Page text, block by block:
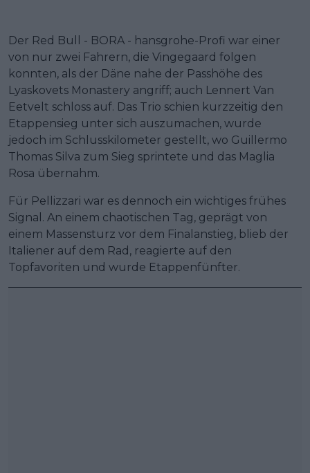
Der Red Bull - BORA - hansgrohe-Profi war einer
von nur zwei Fahrern, die Vingegaard folgen
konnten, als der Däne nahe der Passhöhe des
Lyaskovets Monastery angriff; auch Lennert Van
Eetvelt schloss auf. Das Trio schien kurzzeitig den
Etappensieg unter sich auszumachen, wurde
jedoch im Schlusskilometer gestellt, wo Guillermo
Thomas Silva zum Sieg sprintete und das Maglia
Rosa übernahm.
Für Pellizzari war es dennoch ein wichtiges frühes
Signal. An einem chaotischen Tag, geprägt von
einem Massensturz vor dem Finalanstieg, blieb der
Italiener auf dem Rad, reagierte auf den
Topfavoriten und wurde Etappenfünfter.